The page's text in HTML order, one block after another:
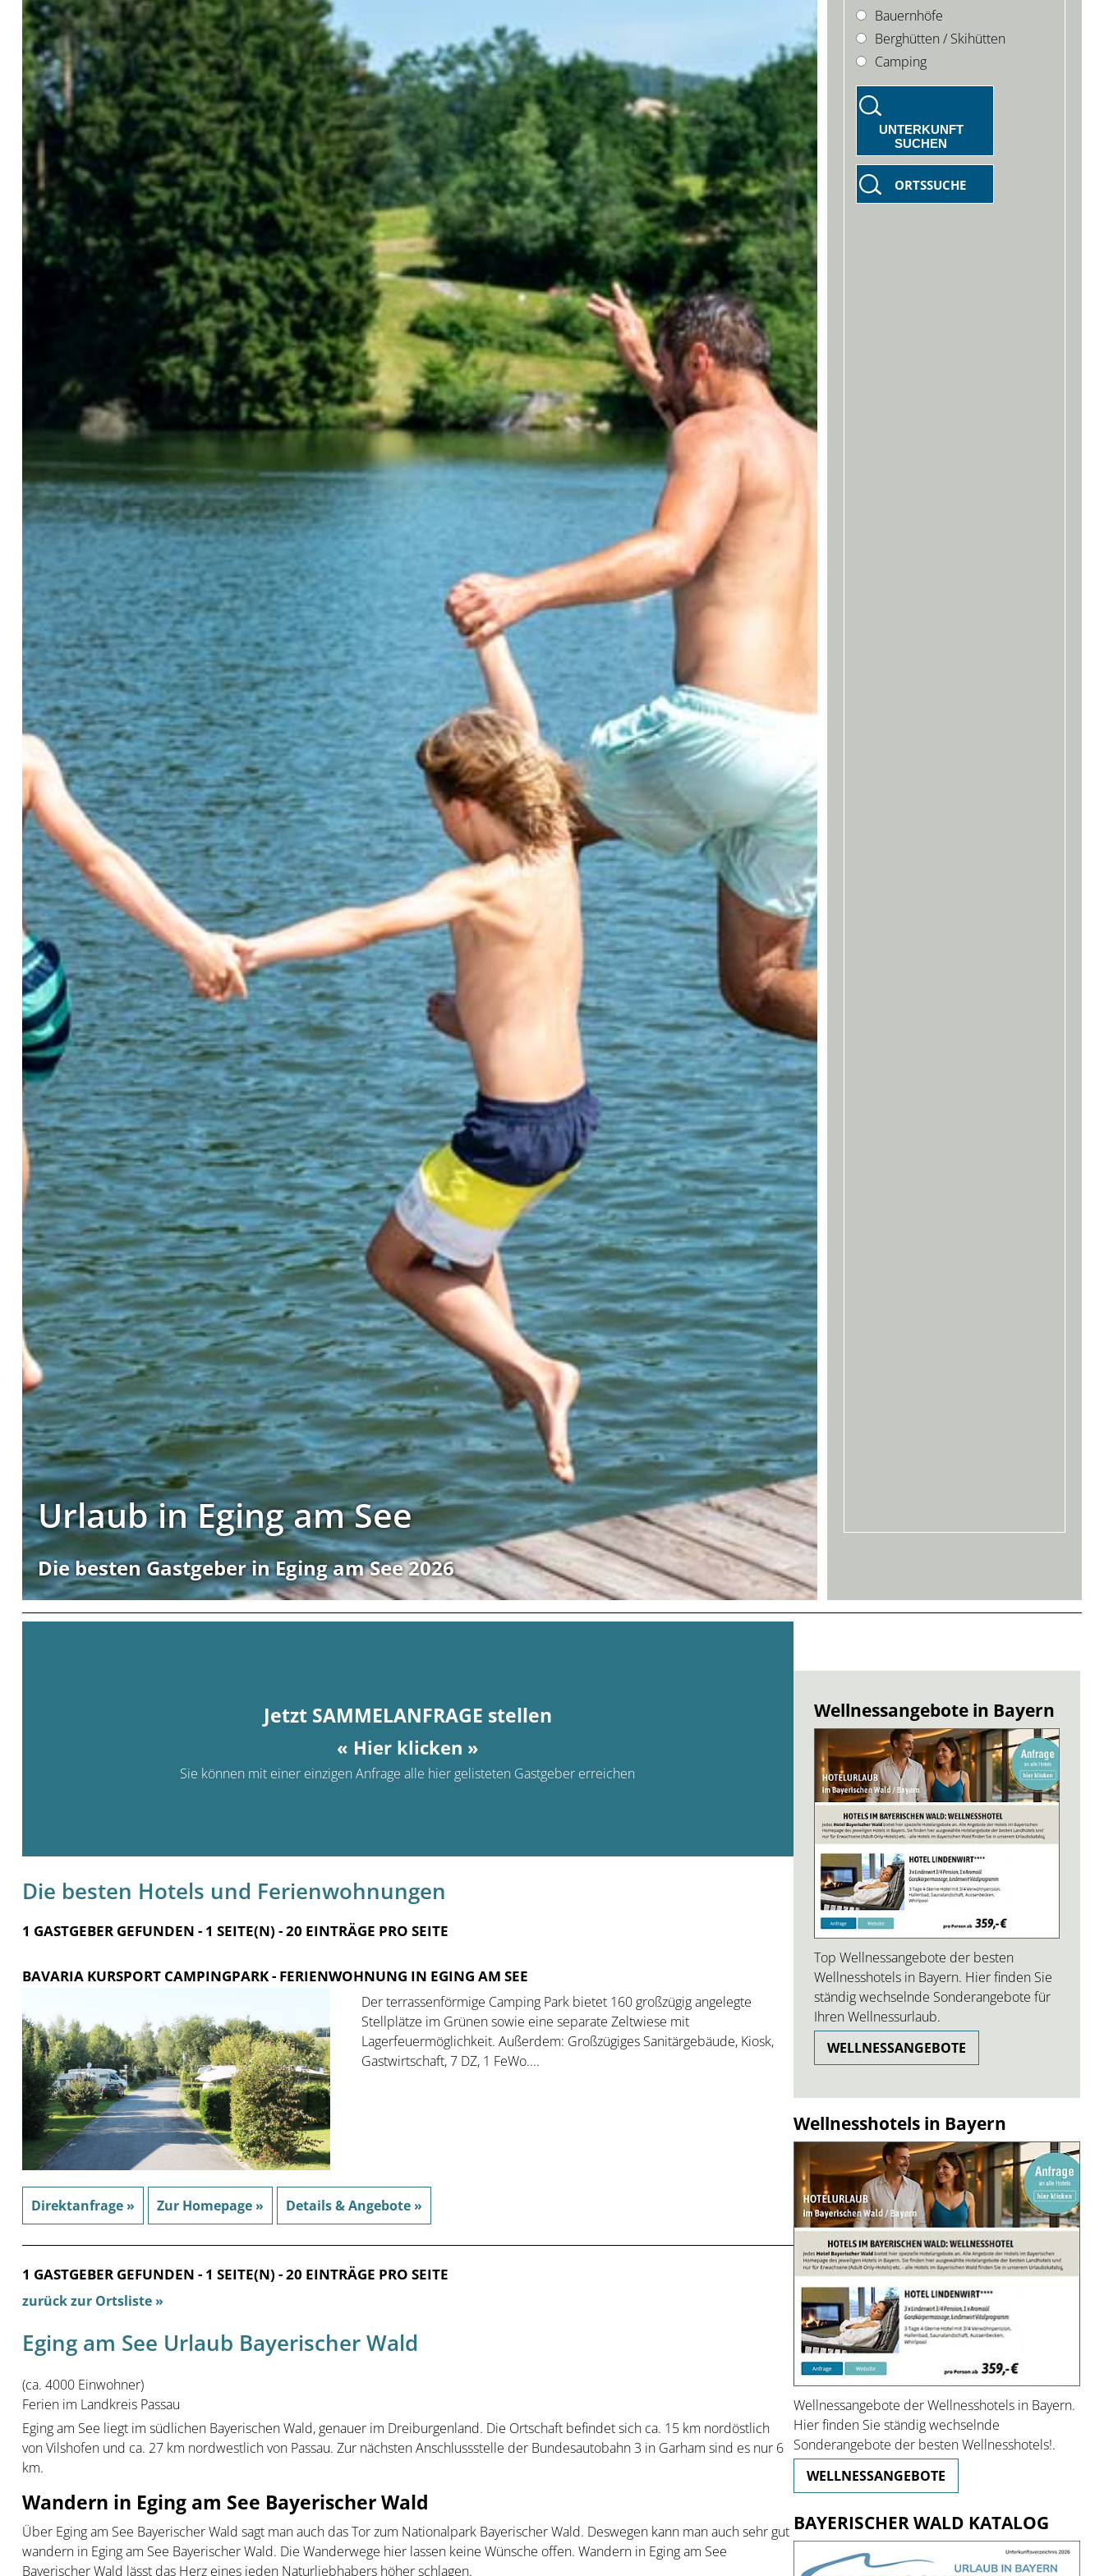
Urlaub in Eging am See
Die besten Gastgeber in Eging am See 2026
Bauernhöfe
Berghütten / Skihütten
Camping
UNTERKUNFT
SUCHEN
ORTSSUCHE
Jetzt SAMMELANFRAGE stellen
« Hier klicken »
Sie können mit einer einzigen Anfrage alle hier gelisteten Gastgeber erreichen
Die besten Hotels und Ferienwohnungen
1 GASTGEBER GEFUNDEN - 1 SEITE(N) - 20 EINTRÄGE PRO SEITE
BAVARIA KURSPORT CAMPINGPARK- FERIENWOHNUNG IN EGING AM SEE
Der terrassenförmige Camping Park bietet 160 großzügig angelegte
Stellplätze im Grünen sowie eine separate Zeltwiese mit
Lagerfeuermöglichkeit. Außerdem: Großzügiges Sanitärgebäude, Kiosk,
Gastwirtschaft, 7 DZ, 1 FeWo....
Direktanfrage » Zur Homepage » Details & Angebote »
1 GASTGEBER GEFUNDEN - 1 SEITE(N) - 20 EINTRÄGE PRO SEITE
zurück zur Ortsliste »
Eging am See Urlaub Bayerischer Wald
(ca. 4000 Einwohner)
Ferien im Landkreis Passau
Eging am See liegt im südlichen Bayerischen Wald, genauer im Dreiburgenland. Die Ortschaft befindet sich ca. 15 km nordöstlich
von Vilshofen und ca. 27 km nordwestlich von Passau. Zur nächsten Anschlussstelle der Bundesautobahn 3 in Garham sind es nur 6
km.
Wandern in Eging am See Bayerischer Wald
Über Eging am See Bayerischer Wald sagt man auch das Tor zum Nationalpark Bayerischer Wald. Deswegen kann man auch sehr gut
wandern in Eging am See Bayerischer Wald. Die Wanderwege hier lassen keine Wünsche offen. Wandern in Eging am See
Bayerischer Wald lässt das Herz eines jeden Naturliebhabers höher schlagen.
Wellnessangebote in Bayern
Top Wellnessangebote der besten
Wellnesshotels in Bayern. Hier finden Sie
ständig wechselnde Sonderangebote für
Ihren Wellnessurlaub.
WELLNESSANGEBOTE
Wellnesshotels in Bayern
Wellnessangebote der Wellnesshotels in Bayern.
Hier finden Sie ständig wechselnde
Sonderangebote der besten Wellnesshotels!.
WELLNESSANGEBOTE
BAYERISCHER WALD KATALOG